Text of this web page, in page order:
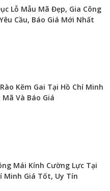
Lỗ Mẫu Mã Đẹp, Gia Công
Cầu, Báo Giá Mới Nhất
Kẽm Gai Tại Hồ Chí Minh
Mã Và Báo Giá
Mái Kính Cường Lực Tại
Minh Giá Tốt, Uy Tín